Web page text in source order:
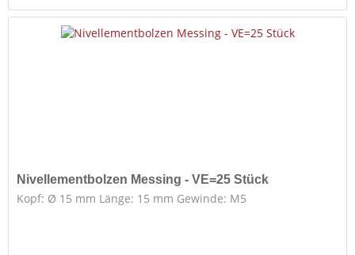
Nivellementbolzen Messing - VE=25 Stück
Kopf: Ø 15 mm Länge: 15 mm Gewinde: M5